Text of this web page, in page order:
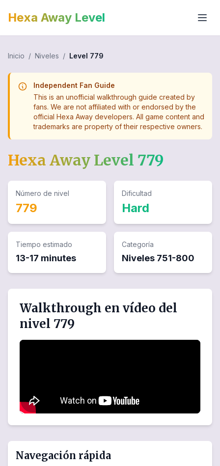
Hexa Away Level
Inicio / Niveles / Level 779
Independent Fan Guide
This is an unofficial walkthrough guide created by
fans. We are not affiliated with or endorsed by the
official Hexa Away developers. All game content and
trademarks are property of their respective owners.
Hexa Away Level 779
Número de nivel
779
Dificultad
Hard
Tiempo estimado
13-17 minutes
Categoría
Niveles 751-800
Walkthrough en vídeo del
nivel 779
Navegación rápida